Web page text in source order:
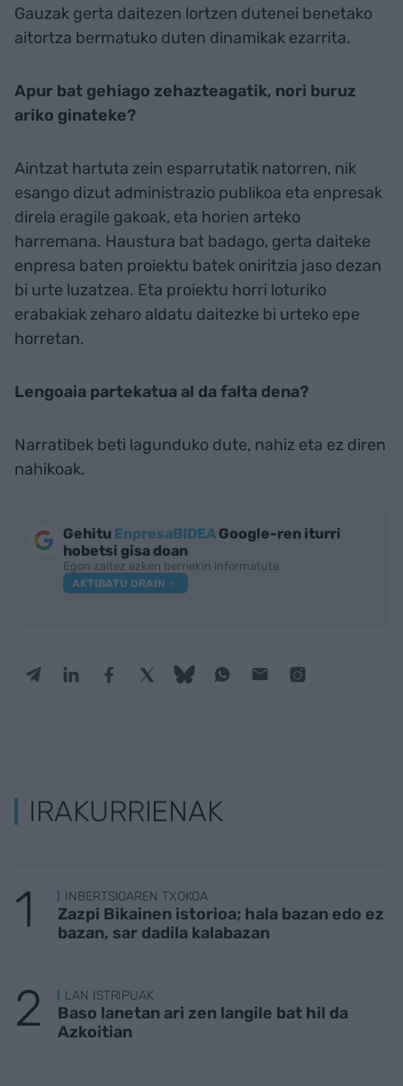
Gauzak gerta daitezen lortzen dutenei benetako
aitortza bermatuko duten dinamikak ezarrita.
Apur bat gehiago zehazteagatik, nori buruz
ariko ginateke?
Aintzat hartuta zein esparrutatik natorren, nik
esango dizut administrazio publikoa eta enpresak
direla eragile gakoak, eta horien arteko
harremana. Haustura bat badago, gerta daiteke
enpresa baten proiektu batek oniritzia jaso dezan
bi urte luzatzea. Eta proiektu horri loturiko
erabakiak zeharo aldatu daitezke bi urteko epe
horretan.
Lengoaia partekatua al da falta dena?
Narratibek beti lagunduko dute, nahiz eta ez diren
nahikoak.
Gehitu EnpresaBIDEA Google-ren iturri
hobetsi gisa doan
Egon zaitez azken berriekin informatuta
AKTIBATU ORAIN
IRAKURRIENAK
INBERTSIOAREN TXOKOA
Zazpi Bikainen istorioa; hala bazan edo ez
bazan, sar dadila kalabazan
LAN ISTRIPUAK
Baso lanetan ari zen langile bat hil da
Azkoitian